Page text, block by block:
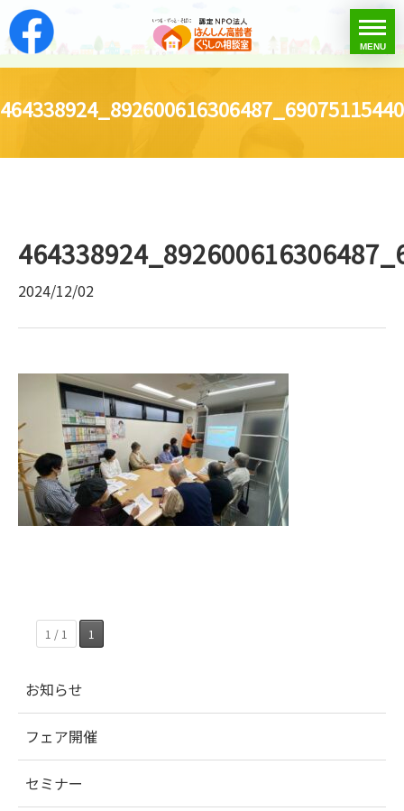
はんしん高齢者くら
toggle
menu
MENU
2024/12/02
1 / 1 1
お知らせ
フェア開催
セミナー